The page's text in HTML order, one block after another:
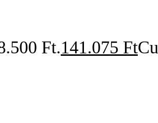
Ft.141.075 Ft